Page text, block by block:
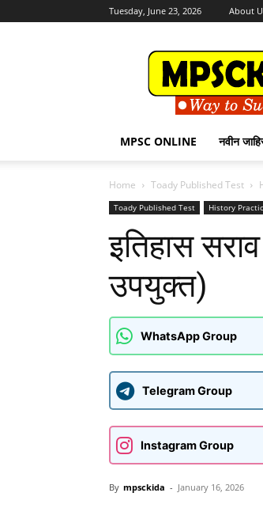
Tuesday, June 23, 2026 About
सर्व
नवीन
MPSC ONLINE नवीन
Home Toady Published Test
Toady Published Test History
इतिहास
उपयुक्त)
WhatsApp Group
Telegram Group
Instagram Group
By mpsckida - January 16, 2026